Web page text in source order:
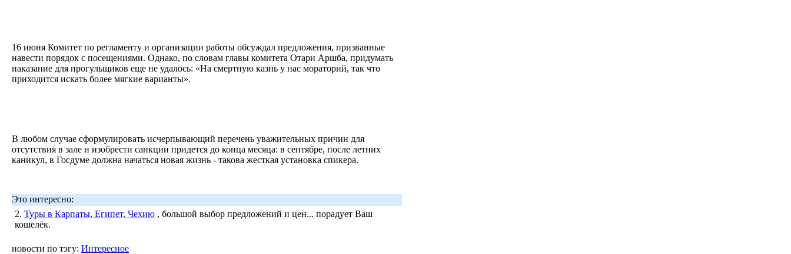
16 июня Комитет по регламенту и организации работы обсуждал предложения, призванные
навести порядок с посещениями. Однако, по словам главы комитета Отари Аршба, придумать
наказание для прогульщиков еще не удалось: «На смертную казнь у нас мораторий, так что
приходится искать более мягкие варианты».
В любом случае сформулировать исчерпывающий перечень уважительных причин для
отсутствия в зале и изобрести санкции придется до конца месяца: в сентябре, после летних
каникул, в Госдуме должна начаться новая жизнь - такова жесткая установка спикера.
Это интересно:
2. Туры в Карпаты, Египет, Чехию , большой выбор предложений и цен... порадует Ваш
кошелёк.
новости по тэгу: Интересное